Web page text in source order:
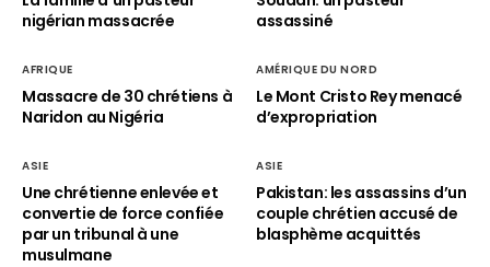
nigérian massacrée
assassiné
AFRIQUE
Massacre de 30 chrétiens à
Naridon au Nigéria
AMÉRIQUE DU NORD
Le Mont Cristo Rey menacé
d’expropriation
ASIE
Une chrétienne enlevée et
convertie de force confiée
par un tribunal à une
musulmane
ASIE
Pakistan: les assassins d’un
couple chrétien accusé de
blasphème acquittés